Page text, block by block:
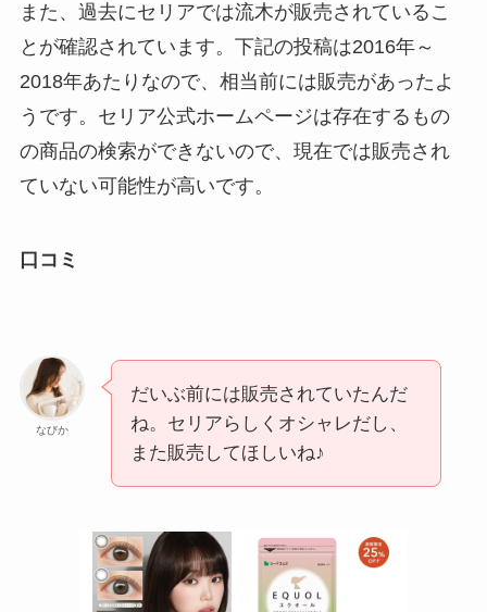
また、過去にセリアでは流木が販売されているこ
とが確認されています。下記の投稿は2016年～
2018年あたりなので、相当前には販売があったよ
うです。セリア公式ホームページは存在するもの
の商品の検索ができないので、現在では販売され
ていない可能性が高いです。
口コミ
なびか
だいぶ前には販売されていたんだ
ね。セリアらしくオシャレだし、
また販売してほしいね♪